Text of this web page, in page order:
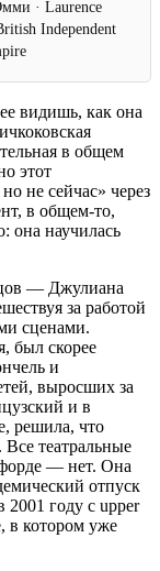
· Laurence
Independent
видишь, как она
в общем
этот
не сейчас» через
в общем-то,
она научилась
— Джулиана
за работой
сценами.
был скорее
и
выросших за
и в
решила, что
театральные
— нет. Она
отпуск
2001 году с upper
в котором уже